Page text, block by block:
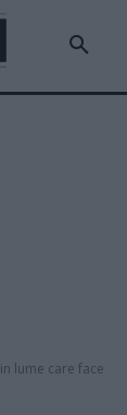
lume care face